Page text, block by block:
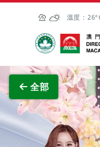
跳至主内容
溫度：
澳門特別行政
全部